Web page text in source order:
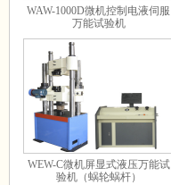
WAW-1000D微机控制电液伺服
万能试验机
WEW-C微机屏显式液压万能试
验机（蜗轮蜗杆）